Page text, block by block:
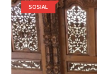
SOSIAL